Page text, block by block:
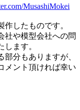
MusashiMokei
したものです。
社や模型会社への問
ます。
分もありますが、
メント頂ければ幸い